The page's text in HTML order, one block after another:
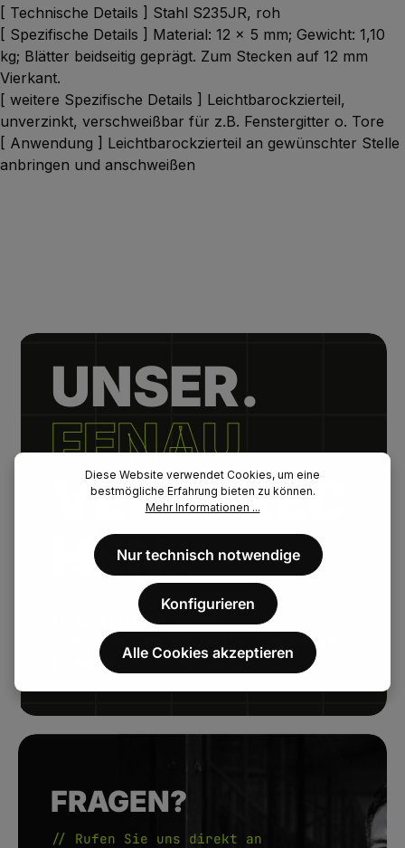
[ Technische Details ] Stahl S235JR, roh
[ Spezifische Details ] Material: 12 x 5 mm; Gewicht: 1,10
kg; Blätter beidseitig geprägt. Zum Stecken auf 12 mm
Vierkant.
[ weitere Spezifische Details ] Leichtbarockzierteil,
unverzinkt, verschweißbar für z.B. Fenstergitter o. Tore
[ Anwendung ] Leichtbarockzierteil an gewünschter Stelle
anbringen und anschweißen
UNSER.
FENAU.
VERSPREC
HEN.
// Kurze Lieferzeiten.
// Extrem hohe Artikelverfügbarkeit.
// Persönlicher Kundenservice.
FRAGEN?
// Rufen Sie uns direkt an
Diese Website verwendet Cookies, um eine
bestmögliche Erfahrung bieten zu können.
Mehr Informationen ...
Nur technisch notwendige
Konfigurieren
Alle Cookies akzeptieren